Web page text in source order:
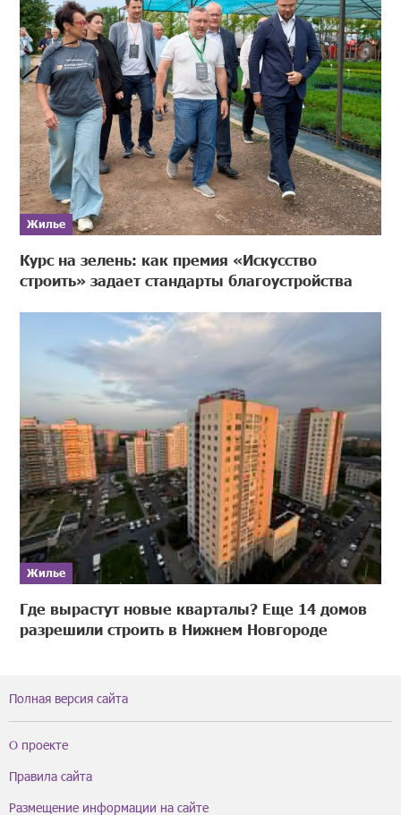
Жилье
Курс на зелень: как премия «Искусство
строить» задает стандарты благоустройства
Жилье
Где вырастут новые кварталы? Еще 14 домов
разрешили строить в Нижнем Новгороде
Полная версия сайта
О проекте
Правила сайта
Размещение информации на сайте